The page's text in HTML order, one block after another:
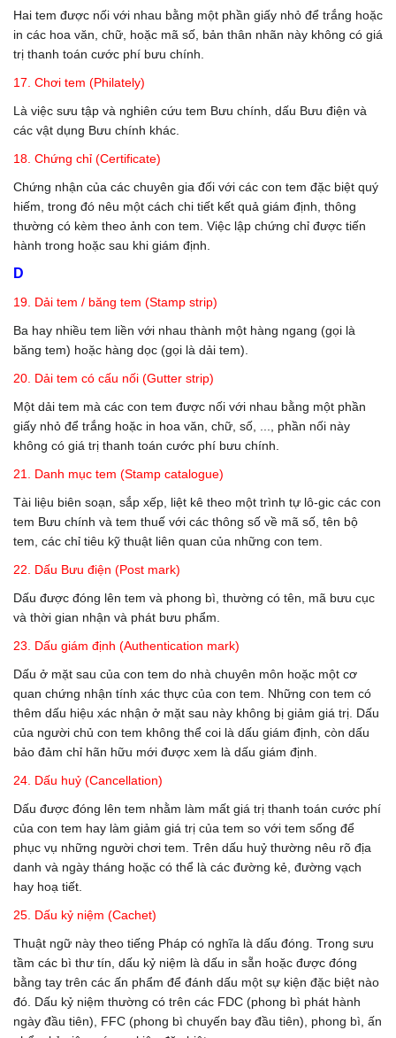
Hai tem được nối với nhau bằng một phần giấy nhỏ để trắng hoặc
in các hoa văn, chữ, hoặc mã số, bản thân nhãn này không có giá
trị thanh toán cước phí bưu chính.
17. Chơi tem (Philately)
Là việc sưu tập và nghiên cứu tem Bưu chính, dấu Bưu điện và
các vật dụng Bưu chính khác.
18. Chứng chỉ (Certificate)
Chứng nhận của các chuyên gia đối với các con tem đặc biệt quý
hiếm, trong đó nêu một cách chi tiết kết quả giám định, thông
thường có kèm theo ảnh con tem. Việc lập chứng chỉ được tiến
hành trong hoặc sau khi giám định.
D
19. Dải tem / băng tem (Stamp strip)
Ba hay nhiều tem liền với nhau thành một hàng ngang (gọi là
băng tem) hoặc hàng dọc (gọi là dải tem).
20. Dải tem có cấu nối (Gutter strip)
Một dải tem mà các con tem được nối với nhau bằng một phần
giấy nhỏ để trắng hoặc in hoa văn, chữ, số, ..., phần nối này
không có giá trị thanh toán cước phí bưu chính.
21. Danh mục tem (Stamp catalogue)
Tài liệu biên soạn, sắp xếp, liệt kê theo một trình tự lô-gic các con
tem Bưu chính và tem thuế với các thông số về mã số, tên bộ
tem, các chỉ tiêu kỹ thuật liên quan của những con tem.
22. Dấu Bưu điện (Post mark)
Dấu được đóng lên tem và phong bì, thường có tên, mã bưu cục
và thời gian nhận và phát bưu phẩm.
23. Dấu giám định (Authentication mark)
Dấu ở mặt sau của con tem do nhà chuyên môn hoặc một cơ
quan chứng nhận tính xác thực của con tem. Những con tem có
thêm dấu hiệu xác nhận ở mặt sau này không bị giảm giá trị. Dấu
của người chủ con tem không thể coi là dấu giám định, còn dấu
bảo đảm chỉ hãn hữu mới được xem là dấu giám định.
24. Dấu huỷ (Cancellation)
Dấu được đóng lên tem nhằm làm mất giá trị thanh toán cước phí
của con tem hay làm giảm giá trị của tem so với tem sống để
phục vụ những người chơi tem. Trên dấu huỷ thường nêu rõ địa
danh và ngày tháng hoặc có thể là các đường kẻ, đường vạch
hay hoạ tiết.
25. Dấu kỷ niệm (Cachet)
Thuật ngữ này theo tiếng Pháp có nghĩa là dấu đóng. Trong sưu
tầm các bì thư tín, dấu kỷ niệm là dấu in sẵn hoặc được đóng
bằng tay trên các ấn phẩm để đánh dấu một sự kiện đặc biệt nào
đó. Dấu kỷ niệm thường có trên các FDC (phong bì phát hành
ngày đầu tiên), FFC (phong bì chuyến bay đầu tiên), phong bì, ấn